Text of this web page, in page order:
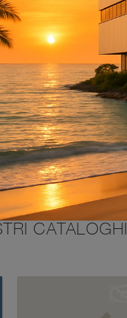
Privacy Policy
CATALOGHI